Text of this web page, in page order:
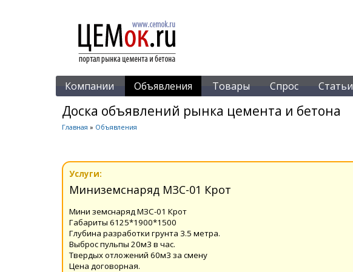
Компании Объявления Товары Спрос Статьи
Доска объявлений рынка цемента и бетона
Главная » Объявления
Услуги:
Миниземснаряд МЗС-01 Крот
Мини земснаряд МЗС-01 Крот
Габариты 6125*1900*1500
Глубина разработки грунта 3.5 метра.
Выброс пульпы 20м3 в час.
Твердых отложений 60м3 за смену
Цена договорная.